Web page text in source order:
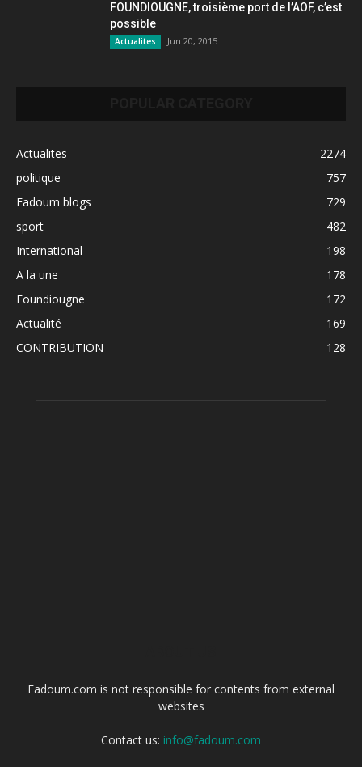
FOUNDIOUGNE, troisième port de l’AOF, c’est
possible
Actualites Jun 20, 2015
Actualites
2274
politique
757
Fadoum blogs
729
sport
482
International
198
A la une
178
Foundiougne
172
Actualité
169
CONTRIBUTION
128
Fadoum.com is not responsible for contents from external
websites
Contact us: info@fadoum.com